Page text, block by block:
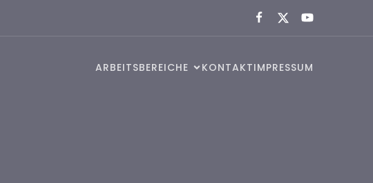
ARBEITSBEREICHE KONTAKTIMPRESSUM